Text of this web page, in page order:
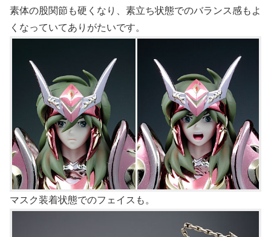
素体の股関節も硬くなり、素立ち状態でのバランス感もよ
くなっていてありがたいです。
マスク装着状態でのフェイスも。